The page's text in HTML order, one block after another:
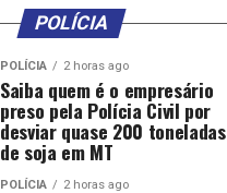
POLÍCIA
POLÍCIA 2 horas ago
Saiba quem é o empresário
preso pela Polícia Civil por
desviar quase 200 toneladas
de soja em MT
POLÍCIA 2 horas ago